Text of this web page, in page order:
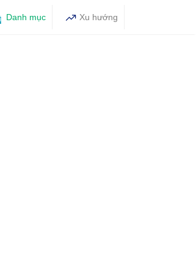
Danh mục Xu hướng